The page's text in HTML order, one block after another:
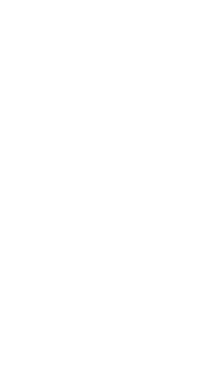
antibody diluted at 1:100